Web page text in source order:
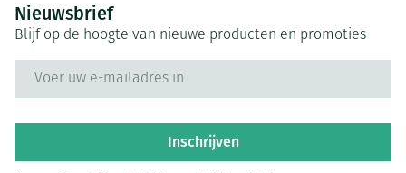
Nieuwsbrief
Blijf op de hoogte van nieuwe producten en promoties
Inschrijven